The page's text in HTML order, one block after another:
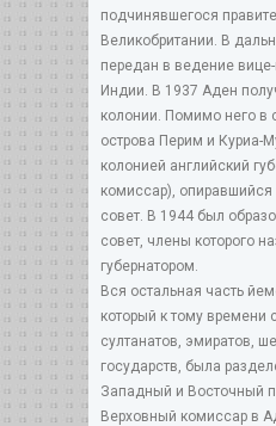
подчинявшегося
Великобритании. В
передан в ведение
Индии. В 1937 Аден
колонии. Помимо него в
острова Перим и Куриа-
колонией английский
комиссар),
совет. В 1944 был
совет, члены которого
губернатором.
Вся остальная часть
который к тому времени
султанатов, эмиратов,
государств, была
Западный и Восточный
Верховный комиссар в